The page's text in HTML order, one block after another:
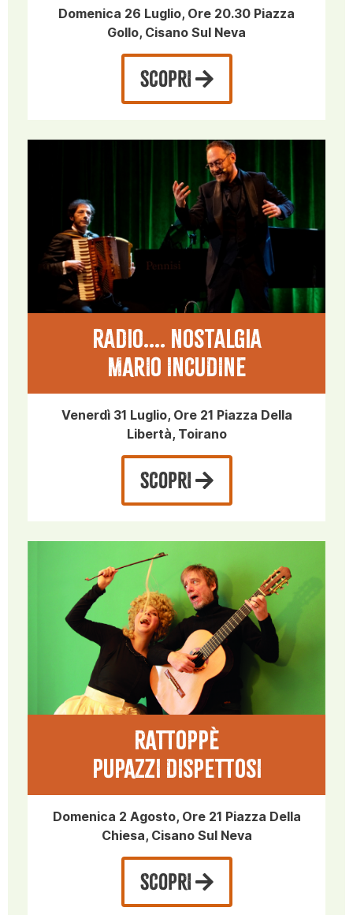
Domenica 26 Luglio, Ore 20.30 Piazza
Gollo, Cisano Sul Neva
SCOPRI
Radio.... Nostalgia
MARIO INCUDINE
Venerdì 31 Luglio, Ore 21 Piazza Della
Libertà, Toirano
SCOPRI
RATTOPPÈ
PUPAZZI DISPETTOSI
Domenica 2 Agosto, Ore 21 Piazza Della
Chiesa, Cisano Sul Neva
SCOPRI